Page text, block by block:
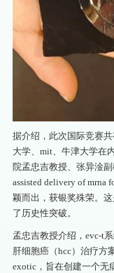
据介绍，此次国际竞赛
大学、mit、牛津大学在
院孟忠吉教授、张异淦
assisted delivery of mrna
颖而出，获银奖殊荣。
了历史性突破。
孟忠吉教授介绍，evc-t
肝细胞癌（hcc）治疗方
exotic，旨在创建一个无